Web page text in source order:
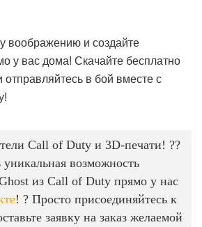
воображению и создайте
у вас дома! Скачайте бесплатно
в бой вместе с
Call of Duty и 3D-печати! ??️
уникальная возможность
из Call of Duty прямо у нас
! ? Просто присоединяйтесь к
заявку на заказ желаемой